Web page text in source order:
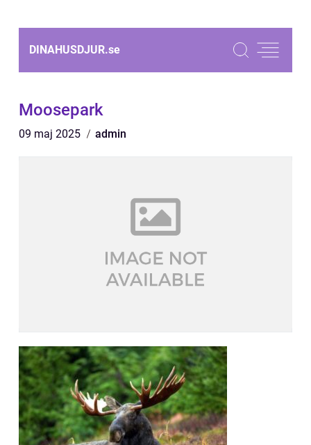
DINAHUSDJUR.se
Moosepark
09 maj 2025 admin